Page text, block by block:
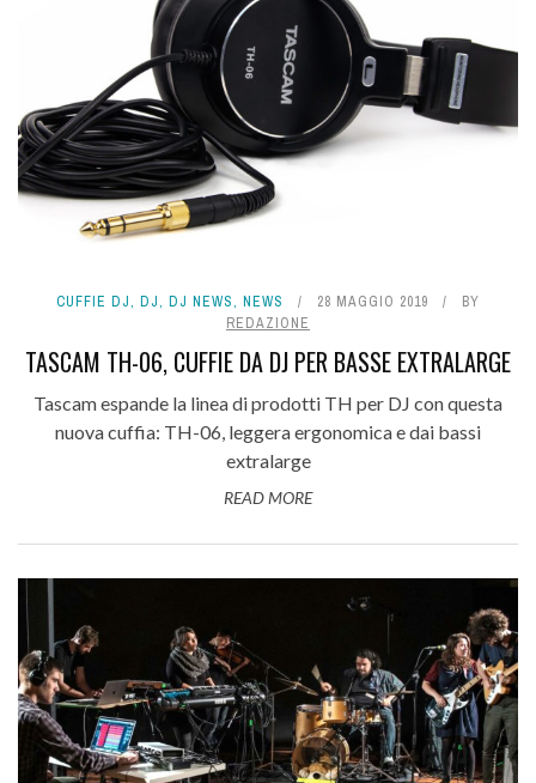
CUFFIE DJ, DJ, DJ NEWS, NEWS 28 MAGGIO 2019
BY
REDAZIONE
TASCAM TH-06, CUFFIE DA DJ PER BASSE EXTRALARGE
Tascam espande la linea di prodotti TH per DJ con questa
nuova cuffia: TH-06, leggera ergonomica e dai bassi
extralarge
READ MORE